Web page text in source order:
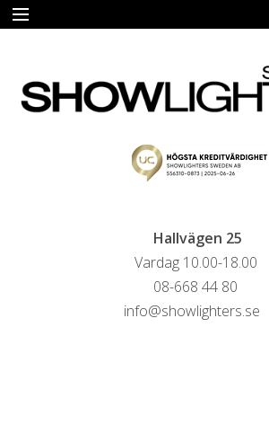
Hallvägen 25
Vardag 10.00-18.00
08-668 44 80
info@showlighters.se
HYRA
LIVESTREAMINGTJÄNSTER